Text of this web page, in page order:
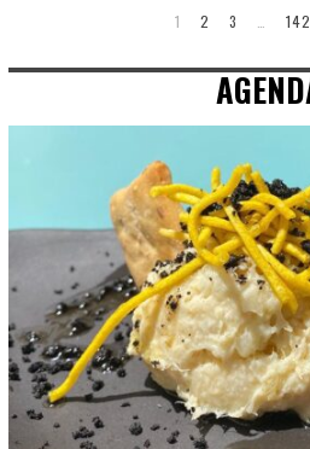
1 2 3 142